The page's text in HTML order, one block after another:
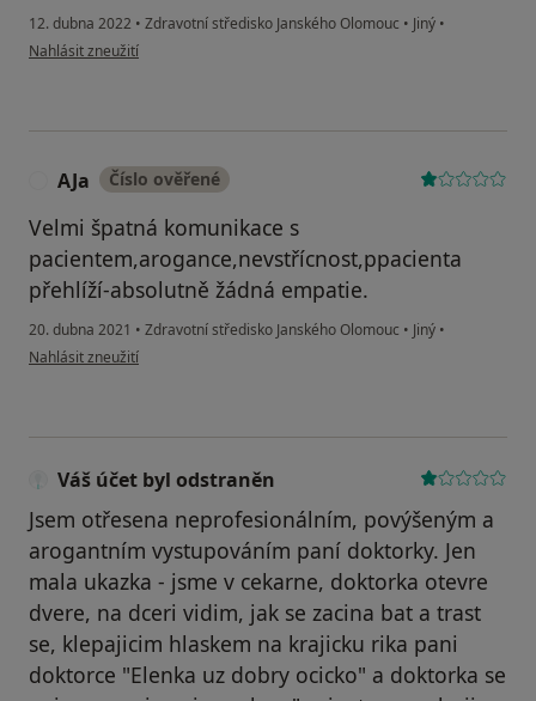
12. dubna 2022 • Zdravotní středisko Janského Olomouc • Jiný •
podle názoru uživatele Hlaváčová arogantní pi..
Nahlásit zneužití
AJa Číslo ověřené
Velmi špatná komunikace s
pacientem,arogance,nevstřícnost,ppacienta
přehlíží-absolutně žádná empatie.
20. dubna 2021 • Zdravotní středisko Janského Olomouc • Jiný •
podle názoru uživatele AJa
Nahlásit zneužití
Váš účet byl odstraněn
Jsem otřesena neprofesionálním, povýšeným a
arogantním vystupováním paní doktorky. Jen
mala ukazka - jsme v cekarne, doktorka otevre
dvere, na dceri vidim, jak se zacina bat a trast
se, klepajicim hlaskem na krajicku rika pani
doktorce "Elenka uz dobry ocicko" a doktorka se